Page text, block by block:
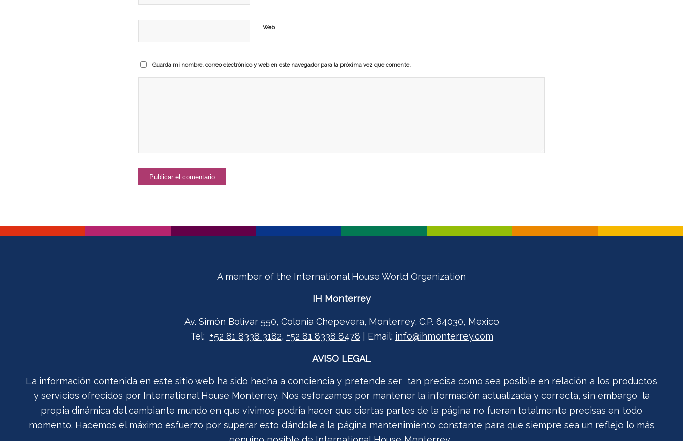
Web
Guarda mi nombre, correo electrónico y web en este navegador para la próxima vez que comente.
A member of the International House World Organization
IH Monterrey
Av. Simón Bolívar 550, Colonia Chepevera, Monterrey, C.P. 64030, Mexico
Tel: +52 81 8338 3182, +52 81 8338 8478 | Email: info@ihmonterrey.com
AVISO LEGAL
La información contenida en este sitio web ha sido hecha a conciencia y pretende ser tan precisa como sea posible en relación a los productos
y servicios ofrecidos por International House Monterrey. Nos esforzamos por mantener la información actualizada y correcta, sin embargo la
propia dinámica del cambiante mundo en que vivimos podría hacer que ciertas partes de la página no fueran totalmente precisas en todo
momento. Hacemos el máximo esfuerzo por superar esto dándole a la página mantenimiento constante para que siempre sea un reflejo lo más